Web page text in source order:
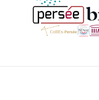
Menu